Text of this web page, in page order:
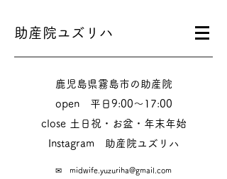
助産院ユズリハ
鹿児島県霧島市の助産院
​​open 平日9:00～17:00
close 土日祝・お盆・年末年始
Instagram​ 助産院ユズリハ
✉ midwife.yuzuriha@gmail.com